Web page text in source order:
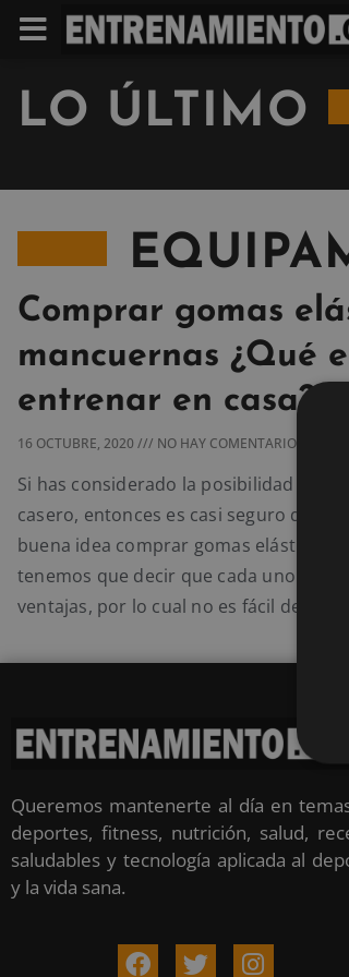
LO ÚLTIMO
Comprar gomas
mancuernas ¿Qué
entrenar en casa?
16 OCTUBRE, 2020 NO HAY COMENTARIOS
Si has considerado la posibilidad de
casero, entonces es casi seguro que te
buena idea comprar gomas elásticas
tenemos que decir que cada uno de
ventajas, por lo cual no es fácil decidir
Queremos mantenerte al día en
deportes, fitness, nutrición, salud,
saludables y tecnología aplicada al
y la vida sana.